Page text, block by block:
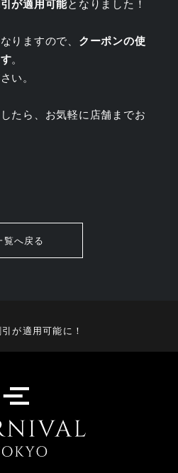
が適用可能となりました！
りますので、 クーポンの使
。
い。
たら、お気軽に店舗までお
覧へ戻る
が適用可能に！